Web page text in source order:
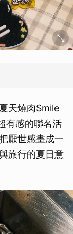
天燒肉Smile
有感的聯名活
厭世感畫成一
旅行的夏日意